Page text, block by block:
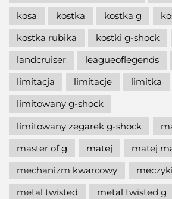
kosa
kostka kostka g
kostka rubika
kostki g-shock
landcruiser
leagueoflegends
limitacja
limitacje limitka
limitowany g-shock
limitowany zegarek g-shock
master of g
matej
matej
mechanizm kwarcowy
metal twisted
metal twisted g